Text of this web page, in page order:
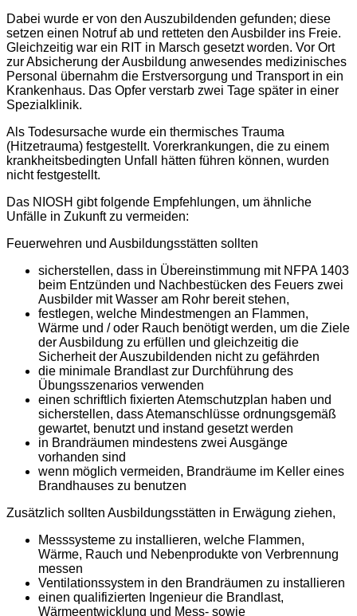
Dabei wurde er von den Auszubildenden gefunden; diese
setzen einen Notruf ab und retteten den Ausbilder ins Freie.
Gleichzeitig war ein RIT in Marsch gesetzt worden. Vor Ort
zur Absicherung der Ausbildung anwesendes medizinisches
Personal übernahm die Erstversorgung und Transport in ein
Krankenhaus. Das Opfer verstarb zwei Tage später in einer
Spezialklinik.
Als Todesursache wurde ein thermisches Trauma
(Hitzetrauma) festgestellt. Vorerkrankungen, die zu einem
krankheitsbedingten Unfall hätten führen können, wurden
nicht festgestellt.
Das NIOSH gibt folgende Empfehlungen, um ähnliche
Unfälle in Zukunft zu vermeiden:
Feuerwehren und Ausbildungsstätten sollten
sicherstellen, dass in Übereinstimmung mit NFPA 1403
beim Entzünden und Nachbestücken des Feuers zwei
Ausbilder mit Wasser am Rohr bereit stehen,
festlegen, welche Mindestmengen an Flammen,
Wärme und / oder Rauch benötigt werden, um die Ziele
der Ausbildung zu erfüllen und gleichzeitig die
Sicherheit der Auszubildenden nicht zu gefährden
die minimale Brandlast zur Durchführung des
Übungsszenarios verwenden
einen schriftlich fixierten Atemschutzplan haben und
sicherstellen, dass Atemanschlüsse ordnungsgemäß
gewartet, benutzt und instand gesetzt werden
in Brandräumen mindestens zwei Ausgänge
vorhanden sind
wenn möglich vermeiden, Brandräume im Keller eines
Brandhauses zu benutzen
Zusätzlich sollten Ausbildungsstätten in Erwägung ziehen,
Messsysteme zu installieren, welche Flammen,
Wärme, Rauch und Nebenprodukte von Verbrennung
messen
Ventilationssystem in den Brandräumen zu installieren
einen qualifizierten Ingenieur die Brandlast,
Wärmeentwicklung und Mess- sowie